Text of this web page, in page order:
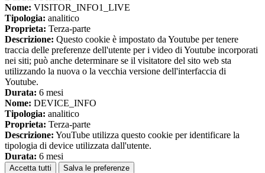
Nome: VISITOR_INFO1_LIVE
Tipologia: analitico
Proprieta: Terza-parte
Descrizione: Questo cookie è impostato da Youtube per tenere
traccia delle preferenze dell'utente per i video di Youtube incorporati
nei siti; può anche determinare se il visitatore del sito web sta
utilizzando la nuova o la vecchia versione dell'interfaccia di
Youtube.
Durata: 6 mesi
Nome: DEVICE_INFO
Tipologia: analitico
Proprieta: Terza-parte
Descrizione: YouTube utilizza questo cookie per identificare la
tipologia di device utilizzata dall'utente.
Durata: 6 mesi
Accetta tutti Salva le preferenze